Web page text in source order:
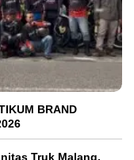
BRAND
Truk Malang,